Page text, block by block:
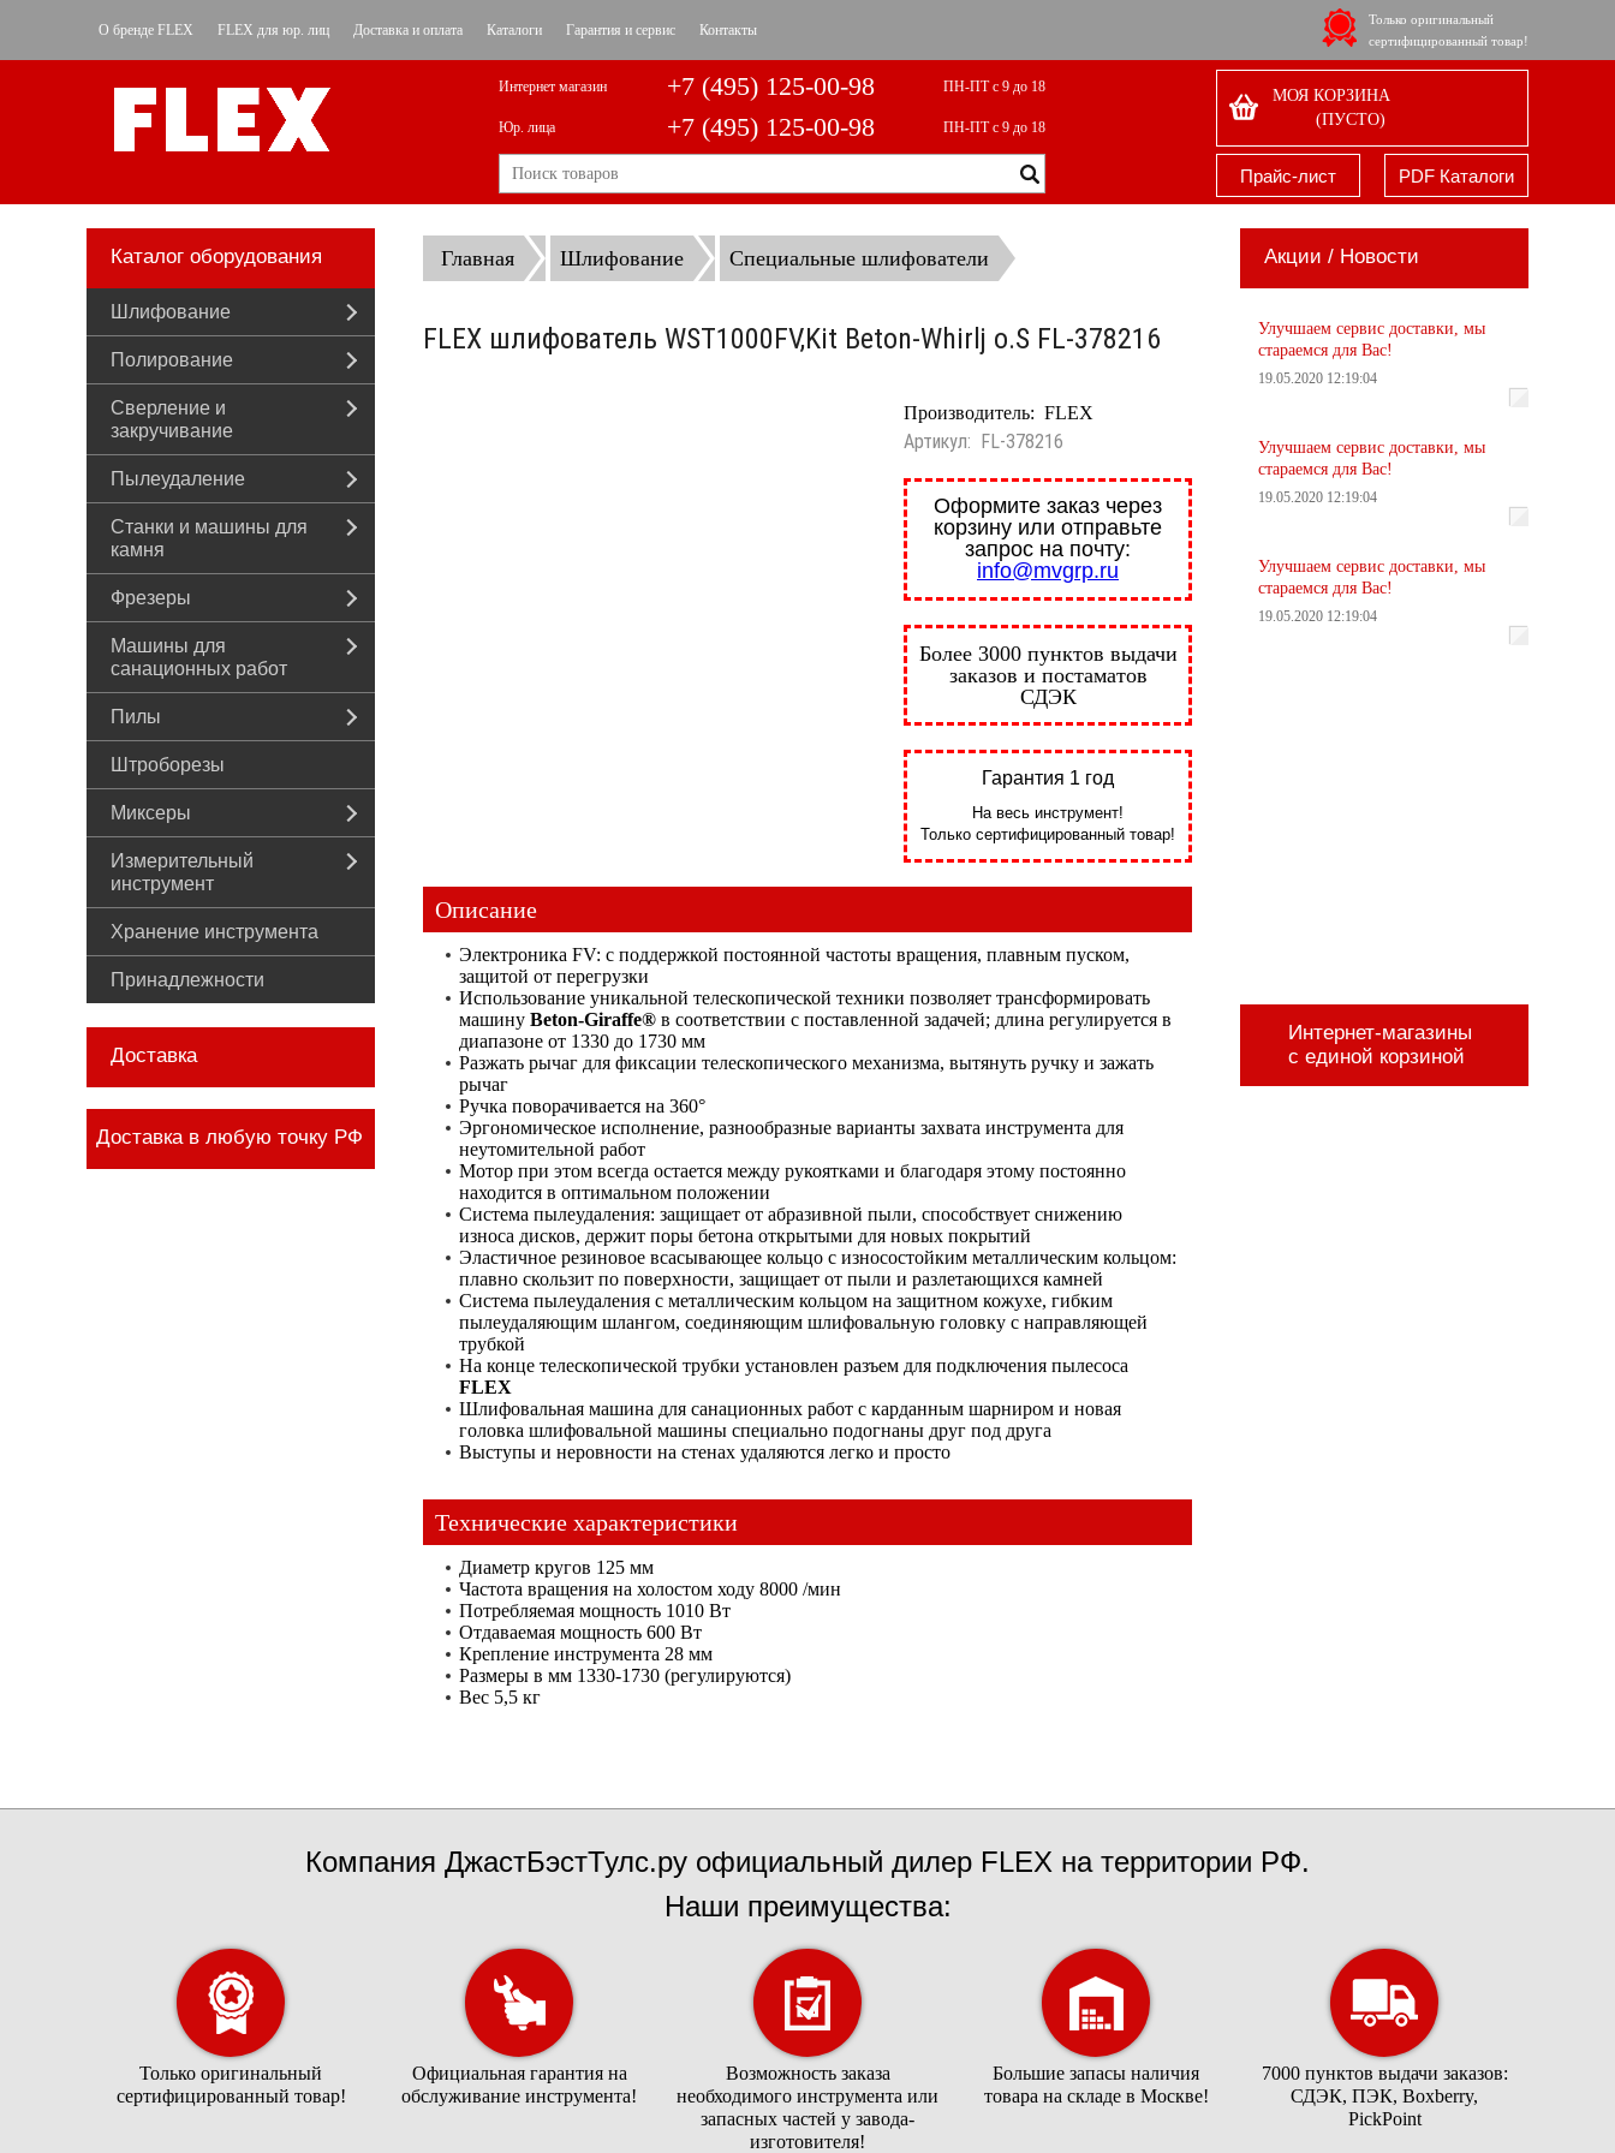
О бренде FLEX FLEX для юр. лиц Доставка и оплата Каталоги Гарантия и сервис Контакты
Только оригинальный
сертифицированный товар!
Интернет магазин +7 (495) 125-00-98 ПН-ПТ с 9 до 18
Юр. лица +7 (495) 125-00-98 ПН-ПТ с 9 до 18
МОЯ КОРЗИНА
(ПУСТО)
Прайс-лист PDF Каталоги
Каталог оборудования
Шлифование
Полирование
Сверление и
закручивание
Пылеудаление
Станки и машины для
камня
Фрезеры
Машины для
санационных работ
Пилы
Штроборезы
Миксеры
Измерительный
инструмент
Хранение инструмента
Принадлежности
Доставка
Доставка в любую точку РФ
Главная Шлифование Специальные шлифователи
FLEX шлифователь WST1000FV,Kit Beton-Whirlj o.S FL-378216
Производитель: FLEX
Артикул: FL-378216
Оформите заказ через
корзину или отправьте
запрос на почту:
info@mvgrp.ru
Более 3000 пунктов выдачи
заказов и постаматов
СДЭК
Гарантия 1 год
На весь инструмент!
Только сертифицированный товар!
Описание
Электроника FV: с поддержкой постоянной частоты вращения, плавным пуском,
защитой от перегрузки
Использование уникальной телескопической техники позволяет трансформировать
машину Beton-Giraffe® в соответствии с поставленной задачей; длина регулируется в
диапазоне от 1330 до 1730 мм
Разжать рычаг для фиксации телескопического механизма, вытянуть ручку и зажать
рычаг
Ручка поворачивается на 360°
Эргономическое исполнение, разнообразные варианты захвата инструмента для
неутомительной работ
Мотор при этом всегда остается между рукоятками и благодаря этому постоянно
находится в оптимальном положении
Система пылеудаления: защищает от абразивной пыли, способствует снижению
износа дисков, держит поры бетона открытыми для новых покрытий
Эластичное резиновое всасывающее кольцо с износостойким металлическим кольцом:
плавно скользит по поверхности, защищает от пыли и разлетающихся камней
Система пылеудаления с металлическим кольцом на защитном кожухе, гибким
пылеудаляющим шлангом, соединяющим шлифовальную головку с направляющей
трубкой
На конце телескопической трубки установлен разъем для подключения пылесоса
FLEX
Шлифовальная машина для санационных работ с карданным шарниром и новая
головка шлифовальной машины специально подогнаны друг под друга
Выступы и неровности на стенах удаляются легко и просто
Технические характеристики
Диаметр кругов 125 мм
Частота вращения на холостом ходу 8000 /мин
Потребляемая мощность 1010 Вт
Отдаваемая мощность 600 Вт
Крепление инструмента 28 мм
Размеры в мм 1330-1730 (регулируются)
Вес 5,5 кг
Акции / Новости
Улучшаем сервис доставки, мы
стараемся для Вас!
19.05.2020 12:19:04
Улучшаем сервис доставки, мы
стараемся для Вас!
19.05.2020 12:19:04
Улучшаем сервис доставки, мы
стараемся для Вас!
19.05.2020 12:19:04
Интернет-магазины
с единой корзиной
Компания ДжастБэстТулс.ру официальный дилер FLEX на территории РФ.
Наши преимущества:
Только оригинальный
сертифицированный товар!
Официальная гарантия на
обслуживание инструмента!
Возможность заказа
необходимого инструмента или
запасных частей у завода-
изготовителя!
Большие запасы наличия
товара на складе в Москве!
7000 пунктов выдачи заказов:
СДЭК, ПЭК, Boxberry,
PickPoint